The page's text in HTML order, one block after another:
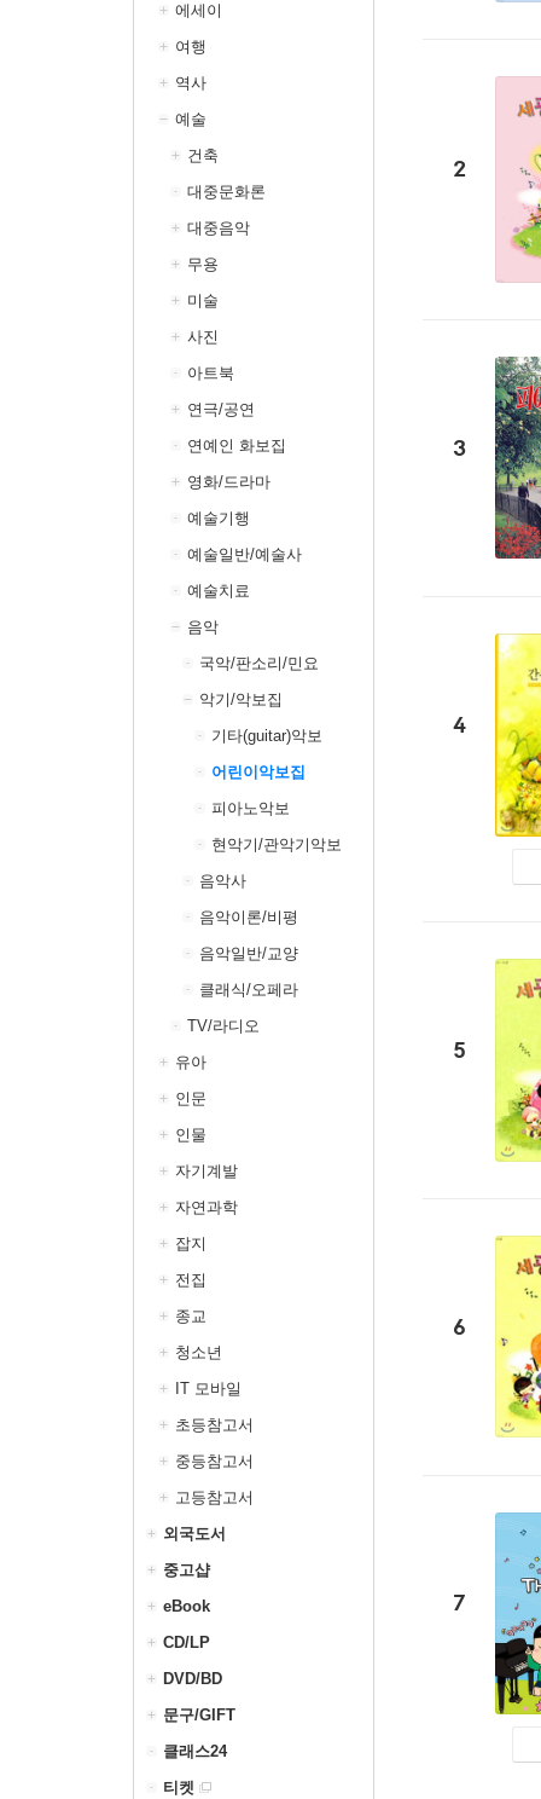
에세이
여행
역사
예술
건축
대중문화론
대중음악
무용
미술
사진
아트북
연극/공연
연예인 화보집
영화/드라마
예술기행
예술일반/예술사
예술치료
음악
국악/판소리/민요
악기/악보집
기타(guitar)악보
어린이악보집
피아노악보
현악기/관악기악보
음악사
음악이론/비평
음악일반/교양
클래식/오페라
TV/라디오
유아
인문
인물
자기계발
자연과학
잡지
전집
종교
청소년
IT 모바일
초등참고서
중등참고서
고등참고서
외국도서
중고샵
eBook
CD/LP
DVD/BD
문구/GIFT
클래스24
티켓
2
3
4
5
6
7